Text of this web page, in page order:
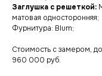
Заглушка с решеткой:
матовая односторонняя;
Фурнитура: Blum;
Стоимость с замером,
960 000 руб.
оставьте заявку, наши
свяжутся с вами в